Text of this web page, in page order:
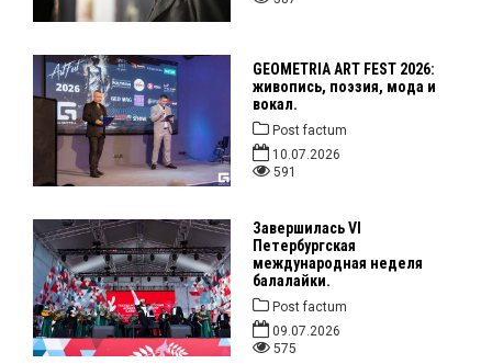
GEOMETRIA ART FEST 2026:
живопись, поэзия, мода и
вокал.
Post factum
10.07.2026
591
Завершилась VI
Петербургская
международная неделя
балалайки.
Post factum
09.07.2026
575